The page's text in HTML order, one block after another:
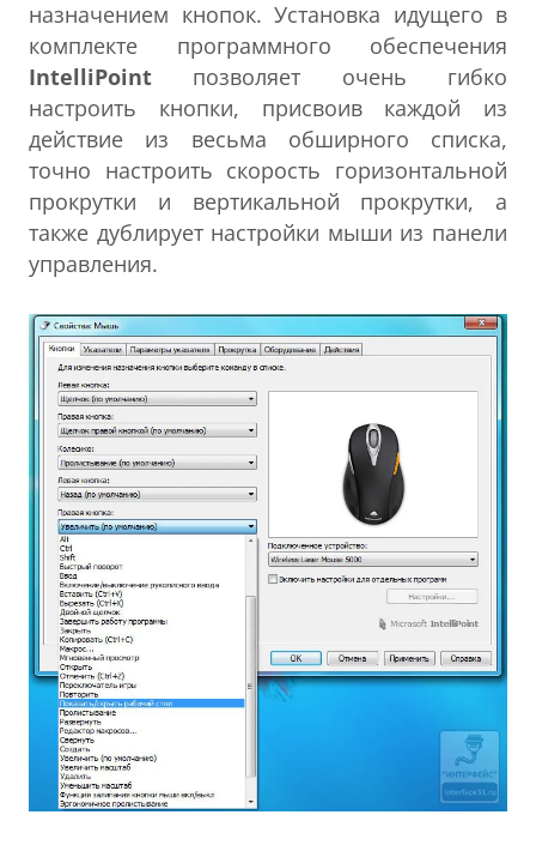
назначением кнопок. Установка идущего в
комплекте программного обеспечения
IntelliPoint позволяет очень гибко
настроить кнопки, присвоив каждой из
действие из весьма обширного списка,
точно настроить скорость горизонтальной
прокрутки и вертикальной прокрутки, а
также дублирует настройки мыши из панели
управления.